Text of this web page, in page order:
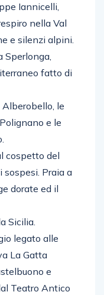
Iannicelli,
nella Val
e silenzi alpini.
Sperlonga,
fatto di
le
e le
cospetto del
Praia a
dorate ed il
Sicilia.
legato alle
La Gatta
e
Teatro Antico